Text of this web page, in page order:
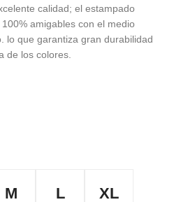
calidad; el estampado
amigables con el medio
lo que garantiza gran durabilidad
de los colores.
M L XL